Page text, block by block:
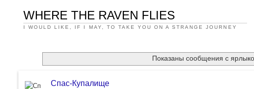
WHERE THE RAVEN FLIES
I WOULD LIKE, IF I MAY, TO TAKE YOU ON A STRANGE JOURNEY
Показаны сообщения с
Спас-Купалище